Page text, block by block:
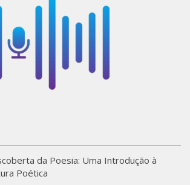
Corrigida
/ Credenciamentos
/ Recredenciamento de Orientador
Defendidas
Pós-Graduação
da Poesia: Uma Introdução à
Poética